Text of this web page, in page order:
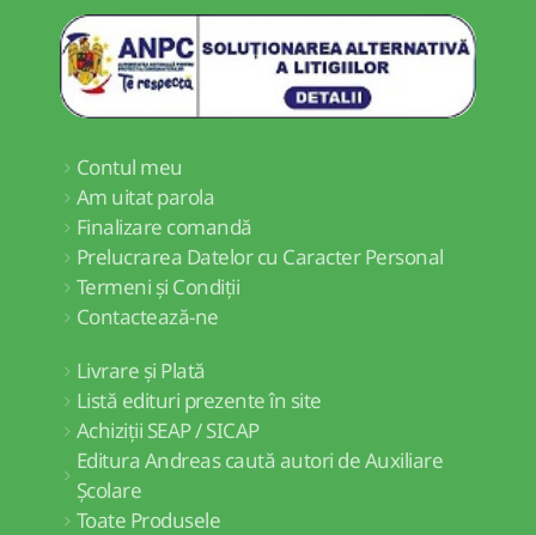
Contul meu
Am uitat parola
Finalizare comandă
Prelucrarea Datelor cu Caracter Personal
Termeni și Condiții
Contactează-ne
Livrare și Plată
Listă edituri prezente în site
Achiziții SEAP / SICAP
Editura Andreas caută autori de Auxiliare
Școlare
Toate Produsele